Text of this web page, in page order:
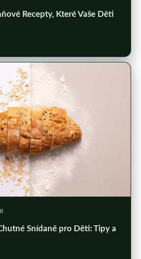
Recepty, Které Vaše Děti
Snídaně pro Děti: Tipy a